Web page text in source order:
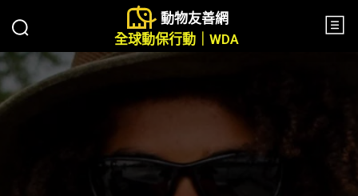
動物友善網
全球動保行動｜WDA